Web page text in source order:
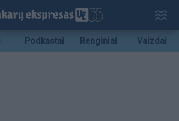
Podkastai Renginiai Vaizdai